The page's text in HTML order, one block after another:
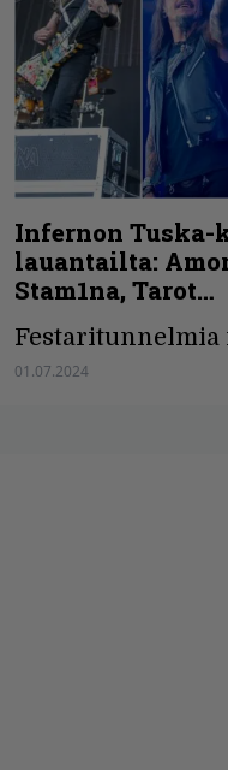
Infernon
lauantailta:
Stam1na, Tarot…
01.07.2024